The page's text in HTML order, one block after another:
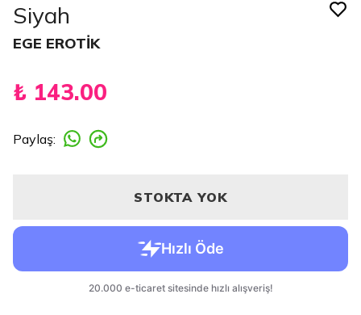
Siyah
EGE EROTİK
₺ 143.00
Paylaş:
STOKTA YOK